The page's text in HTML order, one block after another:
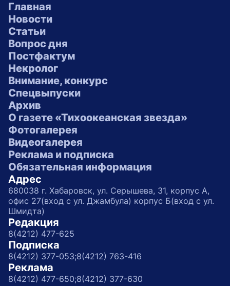
Главная
Новости
Статьи
Вопрос дня
Постфактум
Некролог
Внимание, конкурс
Спецвыпуски
Архив
О газете «Тихоокеанская звезда»
Фотогалерея
Видеогалерея
Реклама и подписка
Обязательная информация
Адрес
680038 г. Хабаровск, ул. Серышева, 31, корпус А,
офис 27(вход с ул. Джамбула) корпус Б(вход с ул.
Шмидта)
Редакция
8(4212) 477-625
Подписка
8(4212) 377-053;8(4212) 763-416
Реклама
8(4212) 477-650;8(4212) 377-630